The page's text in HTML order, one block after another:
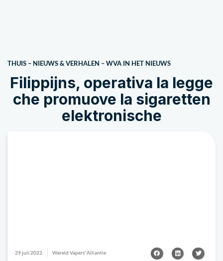
THUIS – NIEUWS & VERHALEN –WVA IN HET NIEUWS
Filippijns, operativa la legge
che promuove la sigaretten
elektronische
29 juli 2022 Wereld Vapers' Alliantie